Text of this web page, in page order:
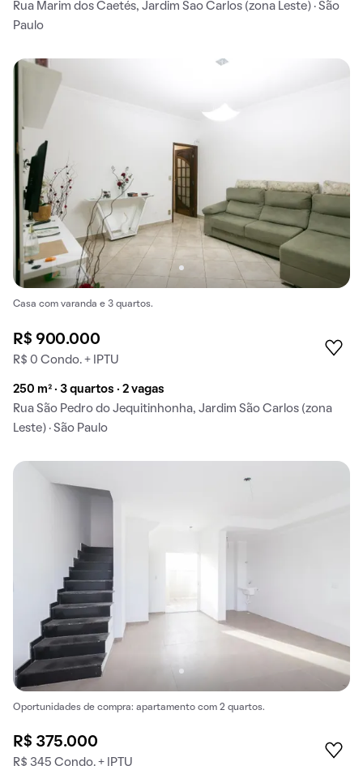
Rua Marim dos Caetés, Jardim Sao Carlos (zona Leste) · São
Paulo
Casa com varanda e 3 quartos.
R$ 900.000
R$ 0 Condo. + IPTU
250 m² · 3 quartos · 2 vagas
Rua São Pedro do Jequitinhonha, Jardim São Carlos (zona
Leste) · São Paulo
Oportunidades de compra: apartamento com 2 quartos.
R$ 375.000
R$ 345 Condo. + IPTU